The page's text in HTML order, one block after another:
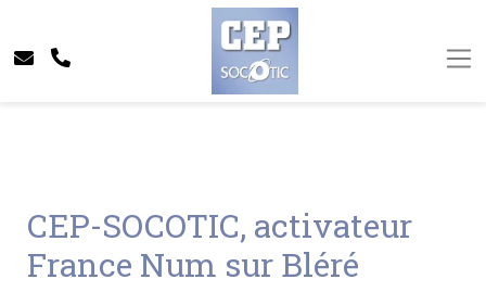
CEP-SOCOTIC, activateur
France Num sur Bléré